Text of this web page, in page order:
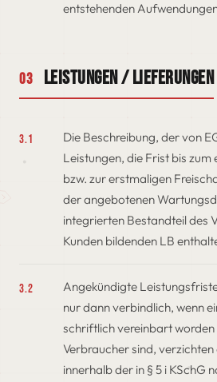
entstehenden
03 Leistungen / Lieferungen
3.1
Die Beschreibung, der von
Leistungen, die Frist bis
bzw. zur erstmaligen
der angebotenen
integrierten Bestandteil des
Kunden bildenden LB
3.2
Angekündigte
nur dann verbindlich, wenn
schriftlich vereinbart worden
Verbraucher sind,
innerhalb der in § 5 i KSchG